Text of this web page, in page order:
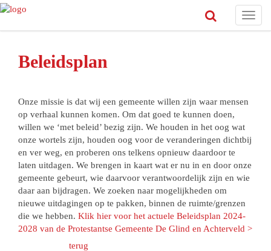
Beleidsplan
Onze missie is dat wij een gemeente willen zijn waar mensen
op verhaal kunnen komen. Om dat goed te kunnen doen,
willen we ‘met beleid’ bezig zijn. We houden in het oog wat
onze wortels zijn, houden oog voor de veranderingen dichtbij
en ver weg, en proberen ons telkens opnieuw daardoor te
laten uitdagen. We brengen in kaart wat er nu in en door onze
gemeente gebeurt, wie daarvoor verantwoordelijk zijn en wie
daar aan bijdragen. We zoeken naar mogelijkheden om
nieuwe uitdagingen op te pakken, binnen de ruimte/grenzen
die we hebben. Klik hier voor het actuele Beleidsplan 2024-
2028 van de Protestantse Gemeente De Glind en Achterveld >
terug